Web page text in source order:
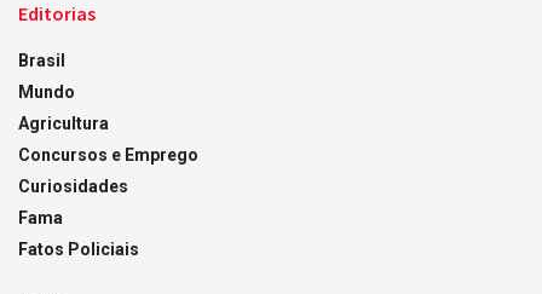
Editorias
Brasil
Mundo
Agricultura
Concursos e Emprego
Curiosidades
Fama
Fatos Policiais